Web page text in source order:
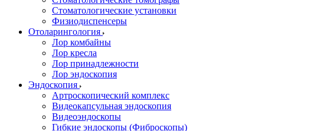
Стоматологические установки
Физиодиспенсеры
Отоларингология
Лор комбайны
Лор кресла
Лор принадлежности
Лор эндоскопия
Эндоскопия
Артроскопический комплекс
Видеокапсульная эндоскопия
Видеоэндоскопы
Гибкие эндоскопы (Фиброcкопы)